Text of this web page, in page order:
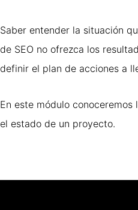
Saber entender la situación
de SEO no ofrezca los
definir el plan de acciones a
En este módulo
el estado de un proyecto.